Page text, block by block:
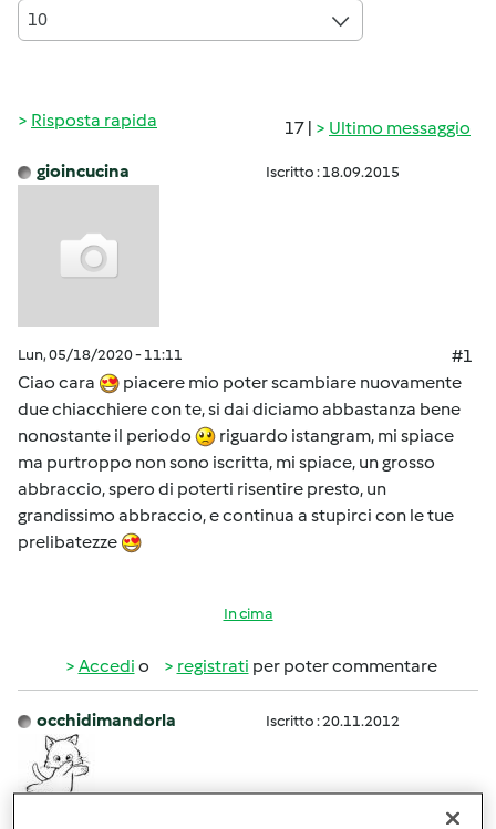
10
17 | Ultimo messaggio
Risposta rapida
gioincucina Iscritto : 18.09.2015
Lun, 05/18/2020 - 11:11
#1
Ciao cara
piacere mio poter scambiare nuovamente
due chiacchiere con te, si dai diciamo abbastanza bene
nonostante il periodo
riguardo istangram, mi spiace
ma purtroppo non sono iscritta, mi spiace, un grosso
abbraccio, spero di poterti risentire presto, un
grandissimo abbraccio, e continua a stupirci con le tue
prelibatezze
In cima
Accedi o registrati per poter commentare
occhidimandorla Iscritto : 20.11.2012